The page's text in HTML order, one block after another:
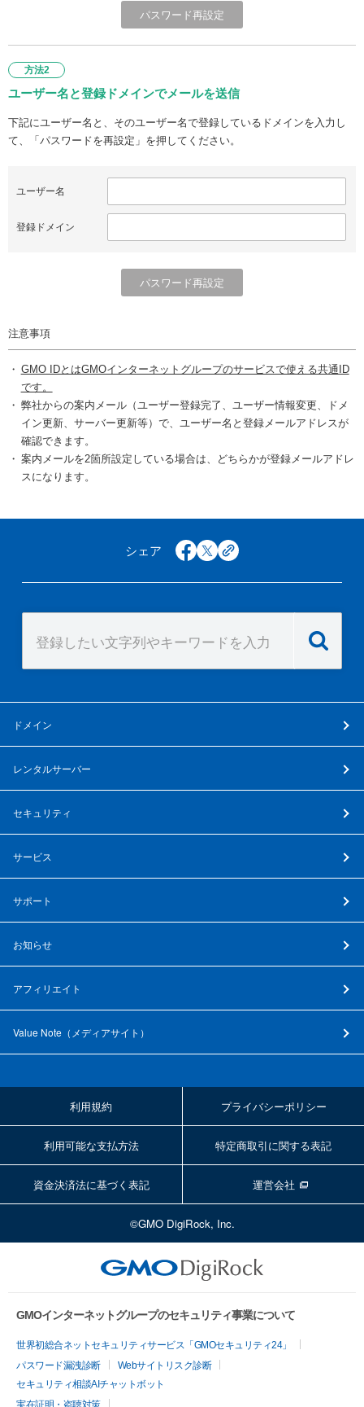
方法2
ユーザー名と登録ドメインでメールを送信
下記にユーザー名と、そのユーザー名で登録しているドメインを入力し
て、「パスワードを再設定」を押してください。
ユーザー名
登録ドメイン
注意事項
GMO IDとはGMOインターネットグループのサービスで使える共通ID
です。
弊社からの案内メール（ユーザー登録完了、ユーザー情報変更、ドメ
イン更新、サーバー更新等）で、ユーザー名と登録メールアドレスが
確認できます。
案内メールを2箇所設定している場合は、どちらかが登録メールアドレ
スになります。
シェア facebook
x copy
ドメイン
レンタルサーバー
セキュリティ
サービス
サポート
お知らせ
アフィリエイト
Value Note（ メディアサイト ）
利用規約 プライバシーポリシー
利用可能な支払方法 特定商取引に関する表記
資金決済法に基づく表記 運営会社
©GMO DigiRock, Inc.
GMOインターネットグループのセキュリティ事業について
世界初総合ネットセキュリティサービス「GMOセキュリティ24」
パスワード漏洩診断
Webサイトリスク診断
セキュリティ相談AIチャットボット
実在証明・盗聴対策